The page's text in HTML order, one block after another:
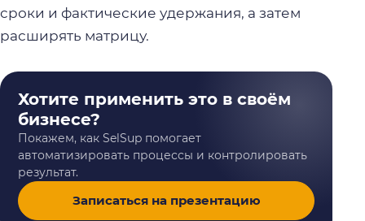
сроки и фактические удержания, а затем
расширять матрицу.
Хотите применить это в своём
бизнесе?
Покажем, как SelSup помогает
автоматизировать процессы и контролировать
результат.
Записаться на презентацию